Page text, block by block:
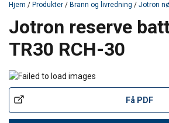
Hjem / Produkter / Brann og livredning / Jotron
Jotron reserve
TR30 RCH-30
Få PDF